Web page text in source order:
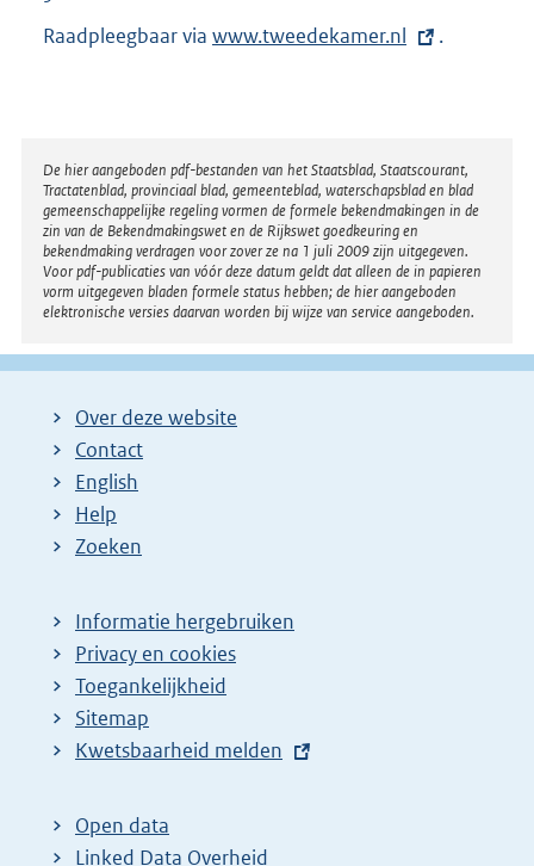
l
:
r
i
n
k
:
Raadpleegbaar via E
r
n
e
l
i
n
k
www.tweedekamer.nl .
Disclaimer
De hier aangeboden pdf-bestanden van het Staatsblad, Staatscourant,
Tractatenblad, provinciaal blad, gemeenteblad, waterschapsblad en blad
gemeenschappelijke regeling vormen de formele bekendmakingen in de
zin van de Bekendmakingswet en de Rijkswet goedkeuring en
bekendmaking verdragen voor zover ze na 1 juli 2009 zijn uitgegeven.
Voor pdf-publicaties van vóór deze datum geldt dat alleen de in papieren
vorm uitgegeven bladen formele status hebben; de hier aangeboden
elektronische versies daarvan worden bij wijze van service aangeboden.
Over deze website
Contact
English
Help
Zoeken
Informatie hergebruiken
Privacy en cookies
Toegankelijkheid
Sitemap
E
t
e
Kwetsbaarheid melden
Open data
Linked Data Overheid